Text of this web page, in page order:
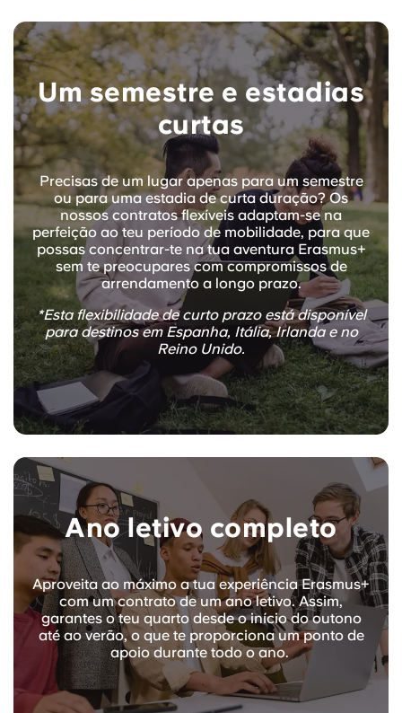
Um semestre e estadias
curtas
Precisas de um lugar apenas para um semestre
ou para uma estadia de curta duração? Os
nossos contratos flexíveis adaptam-se na
perfeição ao teu período de mobilidade, para que
possas concentrar-te na tua aventura Erasmus+
sem te preocupares com compromissos de
arrendamento a longo prazo.
*Esta flexibilidade de curto prazo está disponível
para destinos em Espanha, Itália, Irlanda e no
Reino Unido.
Ano letivo completo
Aproveita ao máximo a tua experiência Erasmus+
com um contrato de um ano letivo. Assim,
garantes o teu quarto desde o início do outono
até ao verão, o que te proporciona um ponto de
apoio durante todo o ano.